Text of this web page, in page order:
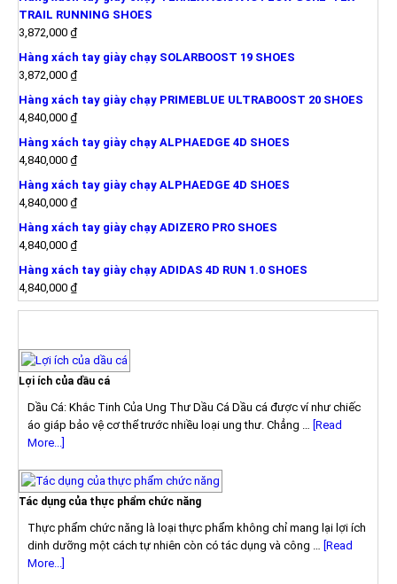
TRAIL RUNNING SHOES
3,872,000 ₫
Hàng xách tay giày chạy SOLARBOOST 19 SHOES
3,872,000 ₫
Hàng xách tay giày chạy PRIMEBLUE ULTRABOOST 20 SHOES
4,840,000 ₫
Hàng xách tay giày chạy ALPHAEDGE 4D SHOES
4,840,000 ₫
Hàng xách tay giày chạy ALPHAEDGE 4D SHOES
4,840,000 ₫
Hàng xách tay giày chạy ADIZERO PRO SHOES
4,840,000 ₫
Hàng xách tay giày chạy ADIDAS 4D RUN 1.0 SHOES
4,840,000 ₫
Lợi ích của dầu cá
Dầu Cá: Khắc Tinh Của Ung Thư Dầu Cá Dầu cá được ví như chiếc
áo giáp bảo vệ cơ thể trước nhiều loại ung thư. Chẳng … [Read
More...]
Tác dụng của thực phẩm chức năng
Thực phẩm chức năng là loại thực phẩm không chỉ mang lại lợi ích
dinh dưỡng một cách tự nhiên còn có tác dụng và công … [Read
More...]